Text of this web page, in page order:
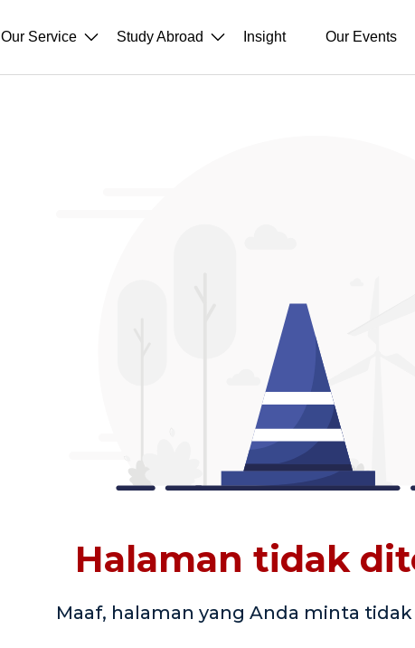
Our Service Study Abroad Insight Our Events
Halaman tidak
Maaf, halaman yang Anda minta